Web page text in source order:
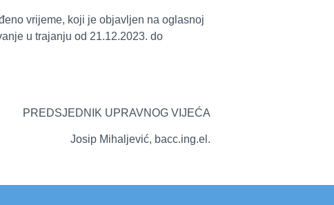
vrijeme, koji je objavljen na oglasnoj
u trajanju od 21.12.2023. do
VIJEĆA
bacc.ing.el.